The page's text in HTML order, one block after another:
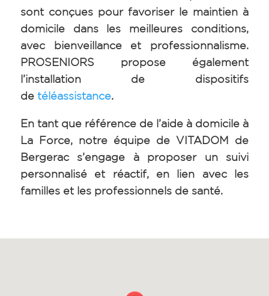
sont conçues pour favoriser le maintien à
domicile dans les meilleures conditions,
avec bienveillance et professionnalisme.
PROSENIORS propose également
l’installation de dispositifs
de téléassistance.
En tant que référence de l’aide à domicile à
La Force, notre équipe de VITADOM de
Bergerac s’engage à proposer un suivi
personnalisé et réactif, en lien avec les
familles et les professionnels de santé.